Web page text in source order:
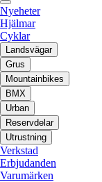
Nyeheter
Hjälmar
Cyklar
Landsvägar
Grus
Mountainbikes
BMX
Urban
Reservdelar
Utrustning
Verkstad
Erbjudanden
Varumärken